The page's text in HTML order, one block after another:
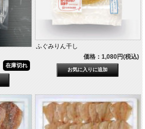
在庫切れ
ふぐみりん干し
価格：1,080円(税込)